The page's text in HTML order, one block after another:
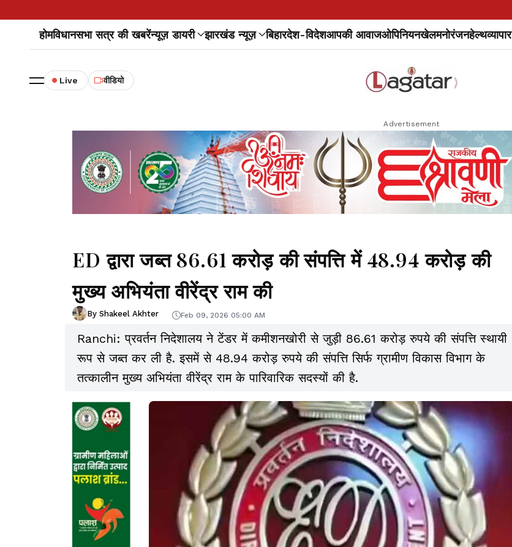
होमविधानसभा सत्र की खबरेंन्यूज़ डायरी झारखंड न्यूज़ बिहारदेश-विदेशआपकी आवाजओपिनियनखेलमनोरंजनहेल्थव्यापार
Live वीडियो
Advertisement
ED द्वारा जब्त 86.61 करोड़ की संपत्ति में 48.94 करोड़ की
मुख्य अभियंता वीरेंद्र राम की
By Shakeel Akhter Feb 09, 2026 05:00 AM
Ranchi: प्रवर्तन निदेशालय ने टेंडर में कमीशनखोरी से जुड़ी 86.61 करोड़ रुपये की संपत्ति स्थायी
रूप से जब्त कर ली है. इसमें से 48.94 करोड़ रुपये की संपत्ति सिर्फ ग्रामीण विकास विभाग के
तत्कालीन मुख्य अभियंता वीरेंद्र राम के पारिवारिक सदस्यों की है.